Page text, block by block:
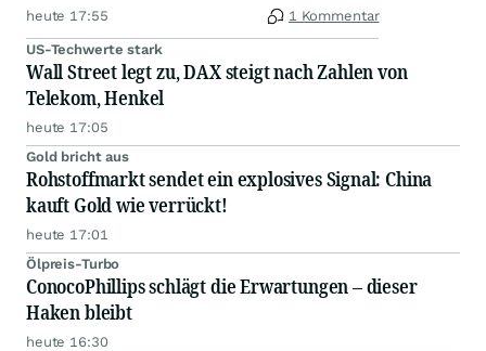
heute 17:55 1 Kommentar
US-Techwerte stark
Wall Street legt zu, DAX steigt nach Zahlen von
Telekom, Henkel
heute 17:05
Gold bricht aus
Rohstoffmarkt sendet ein explosives Signal: China
kauft Gold wie verrückt!
heute 17:01
Ölpreis-Turbo
ConocoPhillips schlägt die Erwartungen – dieser
Haken bleibt
heute 16:30